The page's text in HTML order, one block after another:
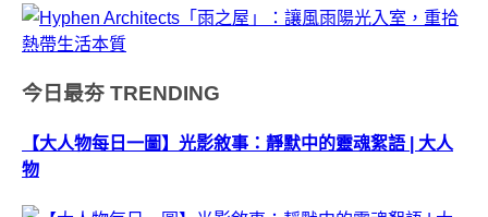
今日最夯 TRENDING
【大人物每日一圖】光影敘事：靜默中的靈魂絮語 | 大人
物